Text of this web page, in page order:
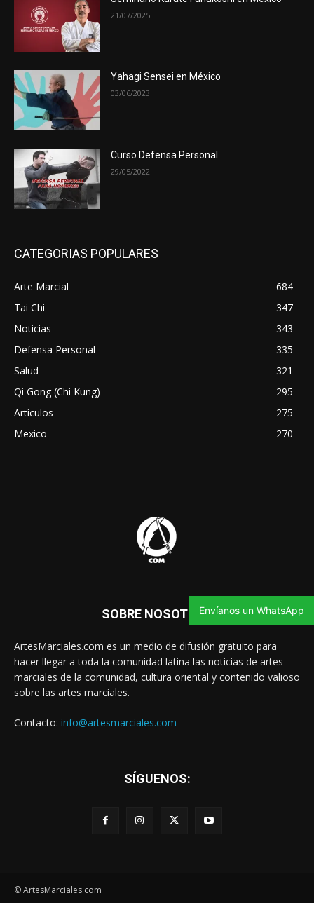
21/07/2025
Yahagi Sensei en México
03/06/2023
Curso Defensa Personal
29/05/2022
CATEGORIAS POPULARES
Arte Marcial
684
Tai Chi
347
Noticias
343
Defensa Personal
335
Salud
321
Qi Gong (Chi Kung)
295
Artículos
275
Mexico
270
SOBRE NOSOTROS
ArtesMarciales.com es un medio de difusión gratuito para
hacer llegar a toda la comunidad latina las noticias de artes
marciales de la comunidad, cultura oriental y contenido valioso
sobre las artes marciales.
Contacto: info@artesmarciales.com
SÍGUENOS:
© ArtesMarciales.com
Envíanos un WhatsApp